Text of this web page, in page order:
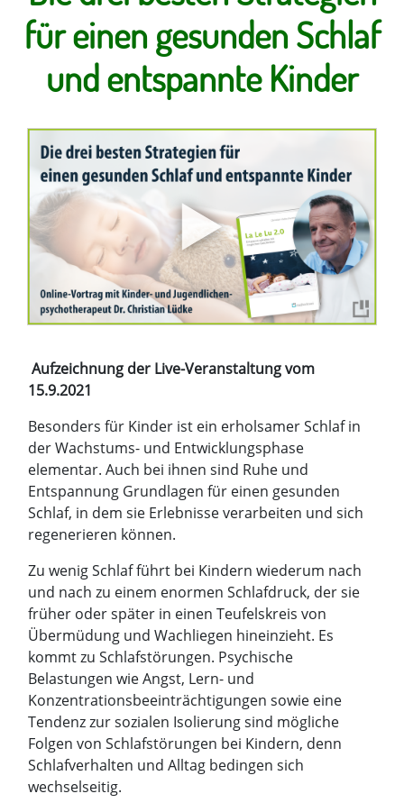
für einen gesunden Schlaf
und entspannte Kinder
Aufzeichnung der Live-Veranstaltung vom
15.9.2021
Besonders für Kinder ist ein erholsamer Schlaf in
der Wachstums- und Entwicklungsphase
elementar. Auch bei ihnen sind Ruhe und
Entspannung Grundlagen für einen gesunden
Schlaf, in dem sie Erlebnisse verarbeiten und sich
regenerieren können.
Zu wenig Schlaf führt bei Kindern wiederum nach
und nach zu einem enormen Schlafdruck, der sie
früher oder später in einen Teufelskreis von
Übermüdung und Wachliegen hineinzieht. Es
kommt zu Schlafstörungen. Psychische
Belastungen wie Angst, Lern- und
Konzentrationsbeeinträchtigungen sowie eine
Tendenz zur sozialen Isolierung sind mögliche
Folgen von Schlafstörungen bei Kindern, denn
Schlafverhalten und Alltag bedingen sich
wechselseitig.